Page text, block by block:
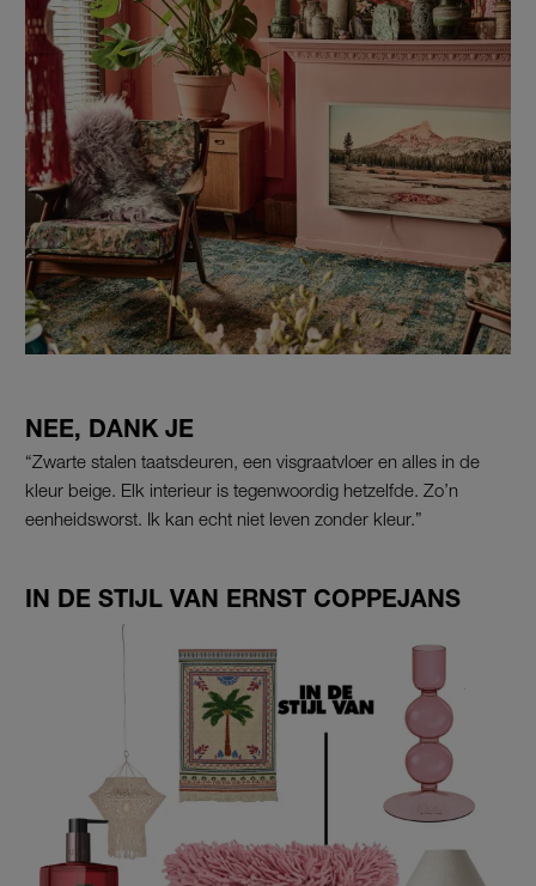
NEE, DANK JE
“Zwarte stalen taatsdeuren, een visgraatvloer en alles in de
kleur beige. Elk interieur is tegenwoordig hetzelfde. Zo’n
eenheidsworst. Ik kan echt niet leven zonder kleur.”
IN DE STIJL VAN ERNST COPPEJANS